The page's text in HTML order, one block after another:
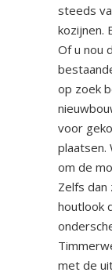
steeds
kozijnen.
Of u nou
op zoek
voor
plaatsen.
om de
Zelfs
houtlook
met de